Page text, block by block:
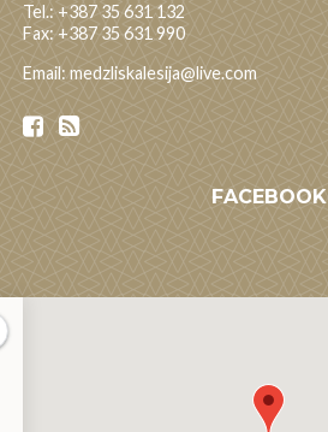
Tel.: +387 35 631 132
Fax: +387 35 631 990
Email: medzliskalesija@live.com
FACEBOOK